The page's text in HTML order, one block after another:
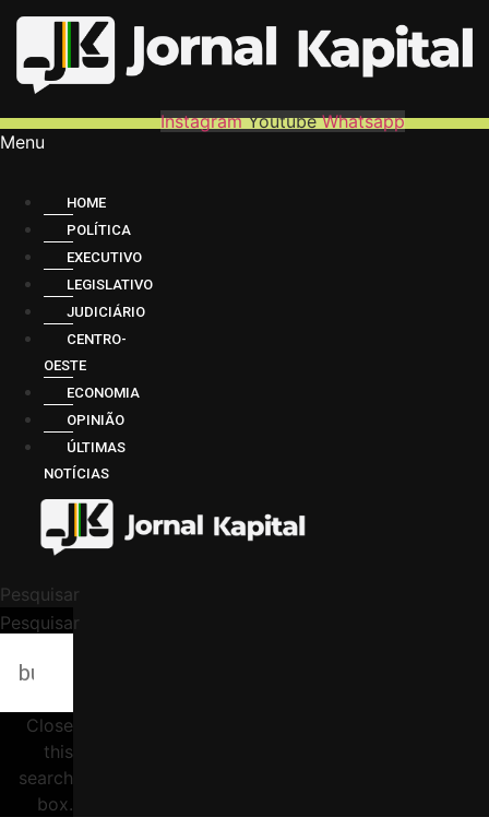
Instagram Youtube Whatsapp
Menu
HOME
POLÍTICA
EXECUTIVO
LEGISLATIVO
JUDICIÁRIO
CENTRO-
OESTE
ECONOMIA
OPINIÃO
ÚLTIMAS
NOTÍCIAS
Pesquisar
Pesquisar
Close
this
search
box.